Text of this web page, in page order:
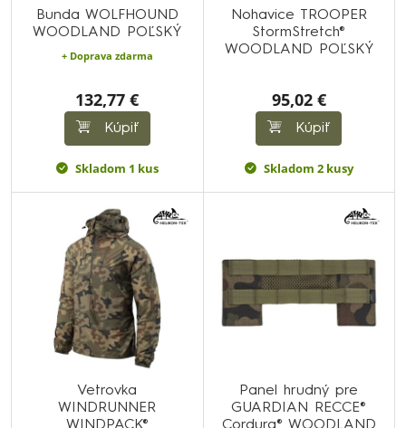
Bunda WOLFHOUND
WOODLAND POĽSKÝ
+ Doprava zdarma
132,77 €
Kúpiť
Skladom 1 kus
Nohavice TROOPER
StormStretch®
WOODLAND POĽSKÝ
95,02 €
Kúpiť
Skladom 2 kusy
Vetrovka
WINDRUNNER
Panel hrudný pre
GUARDIAN RECCE®